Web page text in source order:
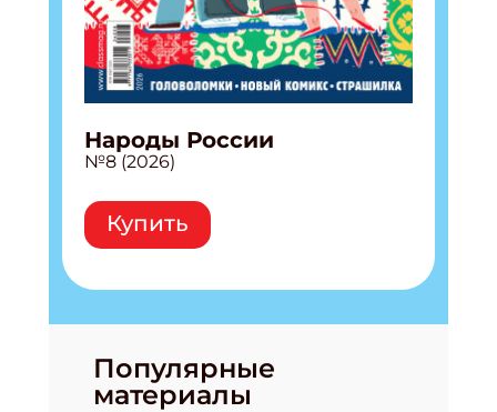
Народы России
№8 (2026)
Купить
Популярные
материалы